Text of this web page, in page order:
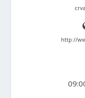
http://